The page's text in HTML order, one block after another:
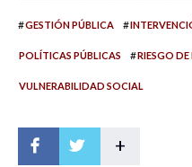
#GESTIÓN PÚBLICA #
POLÍTICAS PÚBLICAS #RIESGO DE
VULNERABILIDAD SOCIAL
+